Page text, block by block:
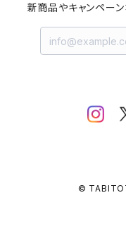
拭き漆キット
新商品やキャンペー
©